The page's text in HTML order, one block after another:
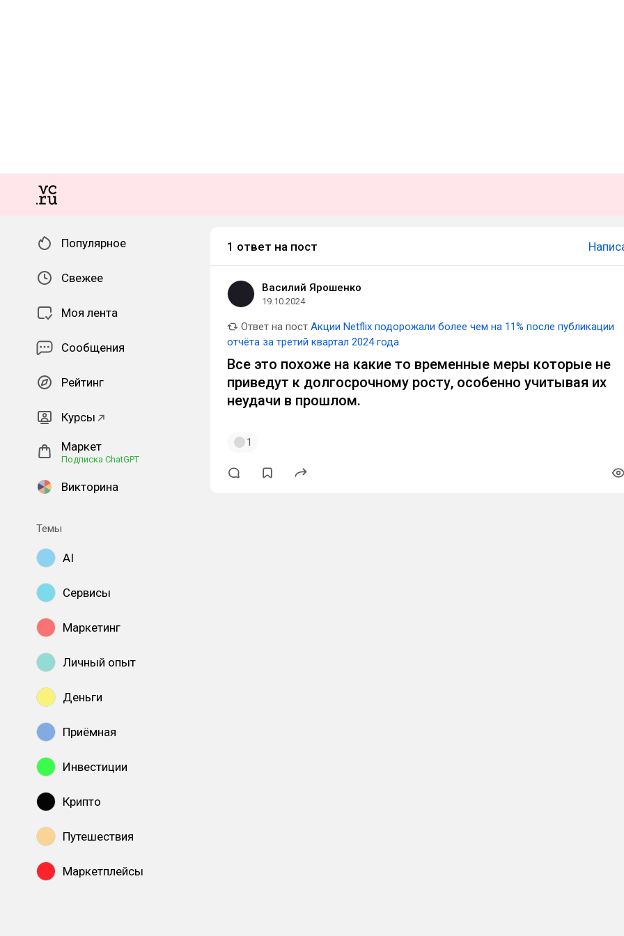
Популярное
Свежее
Моя лента
Сообщения
Рейтинг
Курсы
Маркет
Подписка ChatGPT
Викторина
Темы
AI
Сервисы
Маркетинг
Личный опыт
Деньги
Приёмная
Инвестиции
Крипто
Путешествия
Маркетплейсы
1 ответ на пост
Василий Ярошенко
19.10.2024
Ответ на пост Акции Netflix подорожали более чем на 11% после публикации
отчёта за третий квартал 2024 года
Все это похоже на какие то временные меры которые не
приведут к долгосрочному росту, особенно учитывая их
неудачи в прошлом.
1